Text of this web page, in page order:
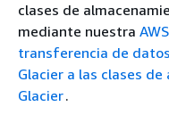
clases de
mediante nuestra
transferencia de
Glacier a las clases
Glacier.